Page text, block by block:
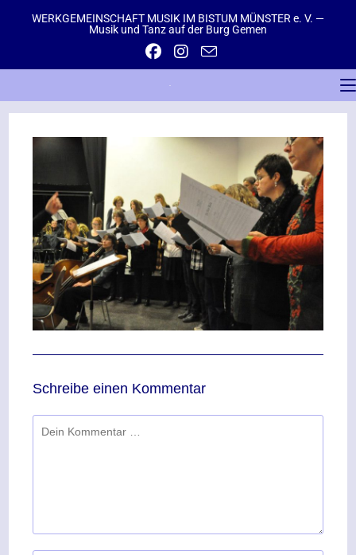
WERKGEMEINSCHAFT MUSIK IM BISTUM MÜNSTER e. V. —
Musik und Tanz auf der Burg Gemen
Schreibe einen Kommentar